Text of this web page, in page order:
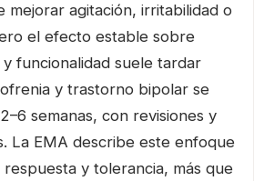
mejorar agitación, irritabilidad o
el efecto estable sobre
funcionalidad suele tardar
y trastorno bipolar se
semanas, con revisiones y
La EMA describe este enfoque
y tolerancia, más que